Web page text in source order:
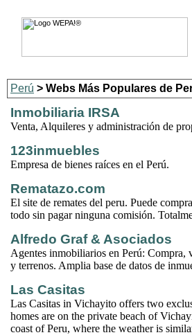
Perú > Webs Más Populares de
Inmobiliaria IRSA
Venta, Alquileres y administración de
123inmuebles
Empresa de bienes raíces en el Perú.
Rematazo.com
El site de remates del peru. Puede
todo sin pagar ninguna comisión.
Alfredo Graf & Asociados
Agentes inmobiliarios en Perú: Compra,
y terrenos. Amplia base de datos de
Las Casitas
Las Casitas in Vichayito offers two
homes are on the private beach of
coast of Peru, where the weather is